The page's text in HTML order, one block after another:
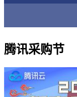
腾讯采购节